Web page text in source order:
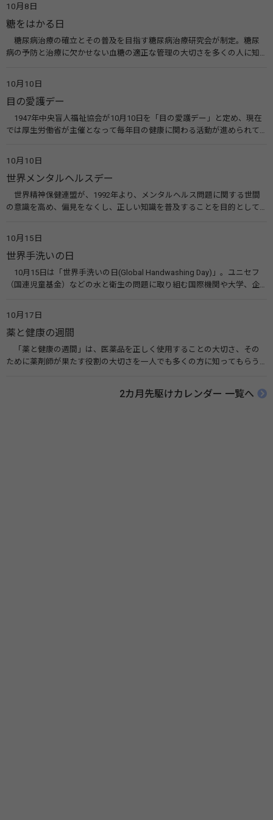
10月8日
糖をはかる日
糖尿病治療の確立とその普及を目指す糖尿病治療研究会が制定。糖尿
病の予防と治療に欠かせない血糖の適正な管理の大切さを多くの人に知
療研究会） 糖尿病ネットワーク
10月10日
目の愛護デー
1947年中央盲人福祉協会が10月10日を「目の愛護デー」と定め、現在
では厚生労働省が主催となって毎年目の健康に関わる活動が進められて
会）
10月10日
世界メンタルヘルスデー
世界精神保健連盟が、1992年より、メンタルヘルス問題に関する世間
の意識を高め、偏見をなくし、正しい知識を普及することを目的として、
す。 関連リンク 世界メンタルヘルスデー（厚生労働省） 働く人のメンタ
ルヘルス・ポータルサイト「こころの耳」（厚生労働省）
10月15日
世界手洗いの日
10月15日は「世界手洗いの日(Global Handwashing Day)」。ユニセフ
（国連児童基金）などの水と衛生の問題に取り組む国際機関や大学、企
10月17日
薬と健康の週間
「薬と健康の週間」は、医薬品を正しく使用することの大切さ、その
ために薬剤師が果たす役割の大切さを一人でも多くの方に知ってもらう
伝えたい！薬との付き合い方」（保健指導リソースガイド）
2カ月先駆けカレンダー 一覧へ